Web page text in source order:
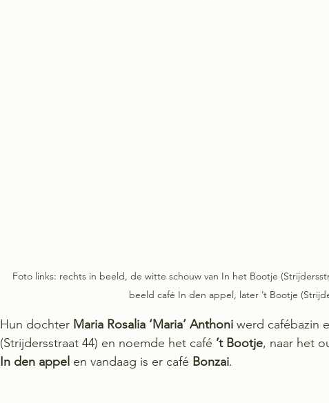
Foto links: rechts in beeld, de witte schouw van In het Bootje
beeld café In den appel, later ’t Bootje
Hun dochter Maria Rosalia ‘Maria’ Anthoni werd cafébazin
(Strijdersstraat 44) en noemde het café ’t Bootje, naar het
In den appel en vandaag is er café Bonzai.